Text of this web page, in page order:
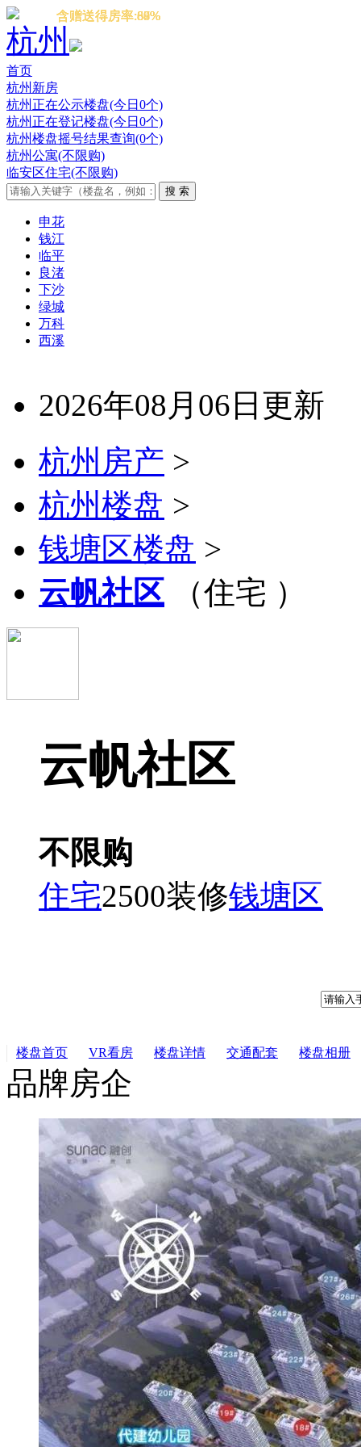
杭州
首页
杭州新房
杭州正在公示楼盘(今日0个)
杭州正在登记楼盘(今日0个)
杭州楼盘摇号结果查询(0个)
杭州公寓(不限购)
临安区住宅(不限购)
申花
钱江
临平
良渚
下沙
绿城
万科
西溪
2026年08月06日更新
杭州房产 >
杭州楼盘 >
钱塘区楼盘 >
云帆社区 （住宅 ）
云帆社区
不限购
住宅2500装修钱塘区
楼盘首页 VR看房 楼盘详情 交通配套 楼盘相册
品牌房企
含赠送得房率:87%
含赠送得房率:89%
含赠送得房率:88%
含赠送得房率:60%
含赠送得房率:64%